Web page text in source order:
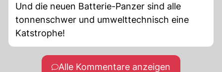
Und die neuen Batterie-Panzer sind alle
tonnenschwer und umwelttechnisch eine
Katstrophe!
Alle Kommentare anzeigen